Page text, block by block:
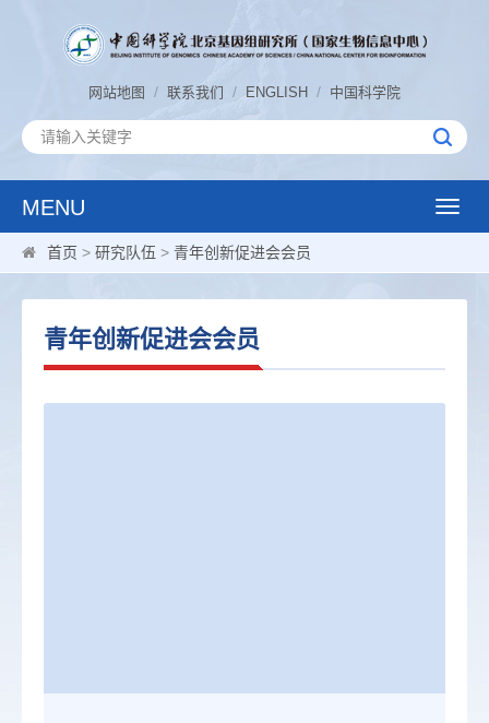
网站地图 / 联系我们 / ENGLISH / 中国科学院
MENU
Toggle
首页 > 研究队伍 > 青年创新促进会会员
青年创新促进会会员